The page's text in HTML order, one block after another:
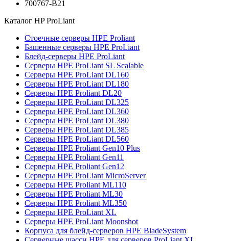
700767-B21
Каталог HP ProLiant
Стоечные серверы HPE Proliant
Башенные серверы HPE ProLiant
Блейд-серверы HPE ProLiant
Серверы HPE ProLiant SL Scalable
Серверы HPE ProLiant DL160
Серверы HPE ProLiant DL180
Серверы HPE Proliant DL20
Серверы HPE ProLiant DL325
Серверы HPE ProLiant DL360
Серверы HPE ProLiant DL380
Серверы HPE ProLiant DL385
Серверы HPE ProLiant DL560
Серверы HPE Proliant Gen10 Plus
Серверы HPE Proliant Gen11
Серверы HPE Proliant Gen12
Серверы HPE ProLiant MicroServer
Серверы HPE Proliant ML110
Серверы HPE Proliant ML30
Серверы HPE Proliant ML350
Серверы HPE ProLiant XL
Серверы HPE ProLiant Moonshot
Корпуса для блейд-серверов HPE BladeSystem